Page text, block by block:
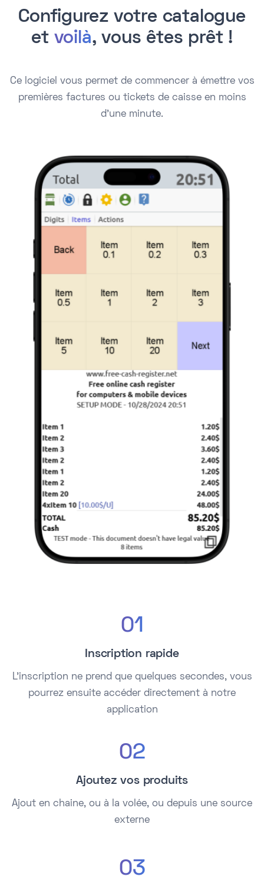
Configurez votre catalogue
et voilà, vous êtes prêt !
Ce logiciel vous permet de commencer à émettre vos
premières factures ou tickets de caisse en moins
d'une minute.
01
Inscription rapide
L'inscription ne prend que quelques secondes, vous
pourrez ensuite accéder directement à notre
application
02
Ajoutez vos produits
Ajout en chaine, ou à la volée, ou depuis une source
externe
03